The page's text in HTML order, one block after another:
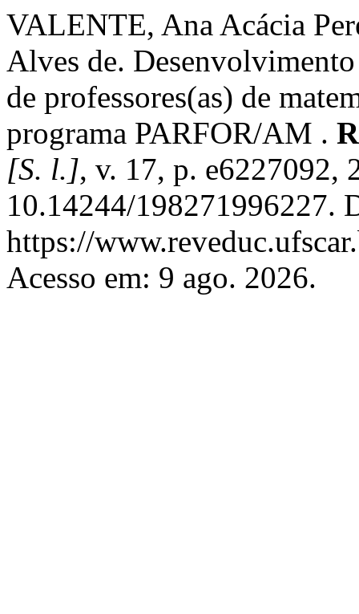
VALENTE, Ana Acácia
Alves de.
de professores(as) de
programa PARFOR/AM .
[S. l.], v. 17, p. e6227092,
10.14244/198271996227.
https://
Acesso em: 9 ago. 2026.